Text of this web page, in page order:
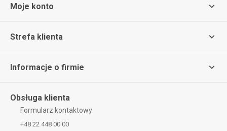
Moje konto
Strefa klienta
Informacje o firmie
Obsługa klienta
Formularz kontaktowy
+48 22 448 00 00